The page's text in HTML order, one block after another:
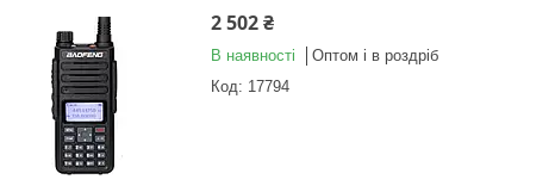
2 502 ₴
В наявності
Оптом і в роздріб
17794